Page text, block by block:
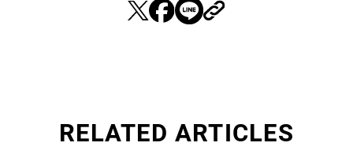
RELATED ARTICLES